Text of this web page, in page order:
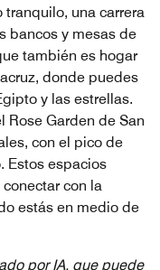
una carrera
bancos y mesas de
también es hogar
donde puedes
y las estrellas.
Rose Garden de San
con el pico de
Estos espacios
con la
estás en medio de
por IA, que puede